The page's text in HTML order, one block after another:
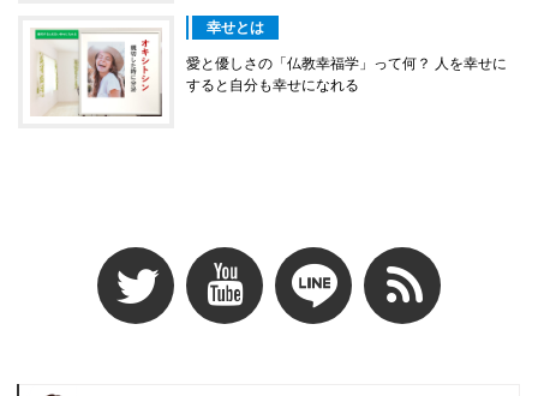
幸せとは
愛と優しさの「仏教幸福学」って何？ 人を幸せに
すると自分も幸せになれる